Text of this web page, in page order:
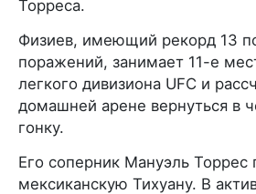
Торреса.
Физиев, имеющий рекорд 13
поражений, занимает 11-е
легкого дивизиона UFC и
домашней арене вернуться в
гонку.
Его соперник Мануэль Торрес
мексиканскую Тихуану. В